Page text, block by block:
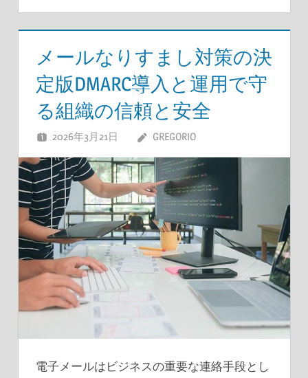
メールなりすまし対策の決
定版DMARC導入と運用で守
る組織の信頼と安全
2026年3月21日 GREGORIO
電子メールはビジネスの重要な連絡手段とし